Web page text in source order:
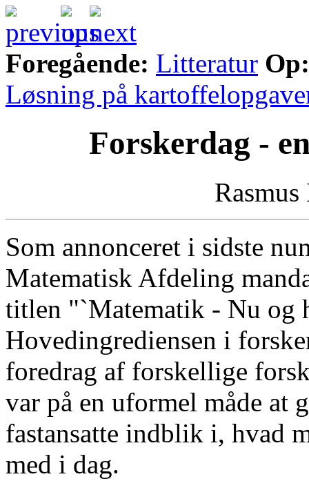
Foregående: Litteratur Op:
Løsning på
Forskerdag -
Som annonceret i sidste
Matematisk Afdeling
titlen "`Matematik - Nu og
Hovedingrediensen i
foredrag af forskellige
var på en uformel måde at
fastansatte indblik i, hvad
med i dag.